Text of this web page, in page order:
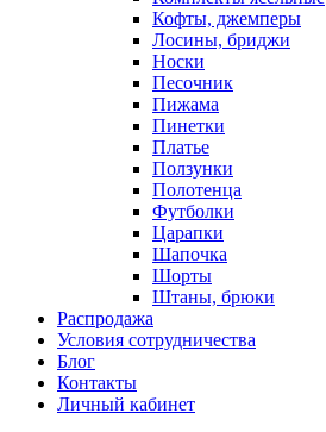
Кофты, джемперы
Лосины, бриджи
Носки
Песочник
Пижама
Пинетки
Платье
Ползунки
Полотенца
Футболки
Царапки
Шапочка
Шорты
Штаны, брюки
Распродажа
Условия сотрудничества
Блог
Контакты
Личный кабинет